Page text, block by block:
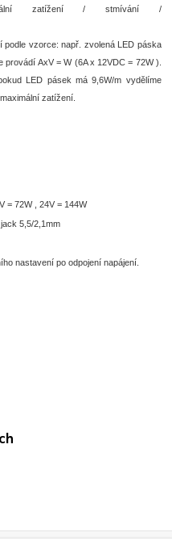
zatížení / stmívání /
vzorce: např. zvolená LED páska
AxV = W (6A x 12VDC = 72W ).
LED pásek má 9,6W/m vydělíme
zatížení.
= 72W , 24V = 144W
5,5/2,1mm
nastavení po odpojení napájení.